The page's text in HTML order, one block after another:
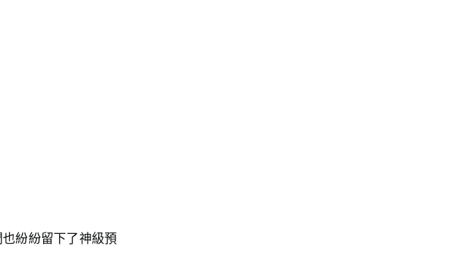
紛紛留下了神級預